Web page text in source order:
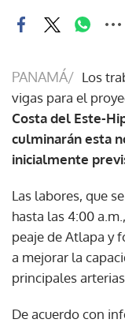
PANAMÁ/ Los
vigas para el
Costa del Este-
culminarán esta
inicialmente
Las labores, que
hasta las 4:00
peaje de Atlapa y
a mejorar la
principales
De acuerdo con